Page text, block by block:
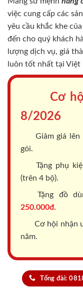
việc cung cấp các
yêu cầu khắc khe
đến cho quý khách
lượng dịch vụ, giá
luôn tốt nhất tại Việt
Cơ
8/2026
Giảm giá lên
gói.
Tặng phụ
(trên 4 bộ).
Tặng đồ
250.000đ.
Cơ hội nhận
năm.
Tổng đài: